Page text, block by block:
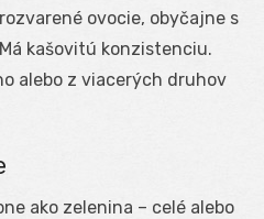
ovocie, obyčajne s
kašovitú konzistenciu.
alebo z viacerých druhov
ako zelenina – celé alebo